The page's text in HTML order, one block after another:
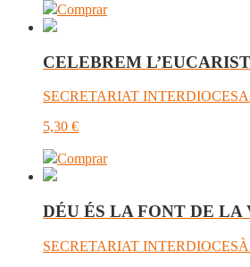
Comprar
CELEBREM
SECRETARIAT
5,30 €
Comprar
DÉU ÉS LA FONT DE LA
SECRETARIAT